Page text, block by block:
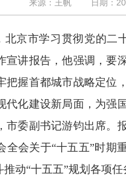
来源：王帆 日期：
京市学习贯彻党的二
讲报告，他强调，要
把握首都城市战略定位
化建设新局面，为强
委副书记游钧出席。
会关于“十五五”时期
动“十五五”规划各项